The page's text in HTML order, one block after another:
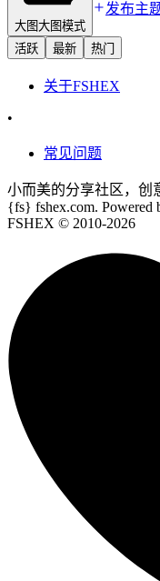
大图大图模式
发布主
活跃 最新 热门
关于FSHEX
•
常见问题
小而美的分享社区，创
{fs} fshex.com.
FSHEX © 2010-2026